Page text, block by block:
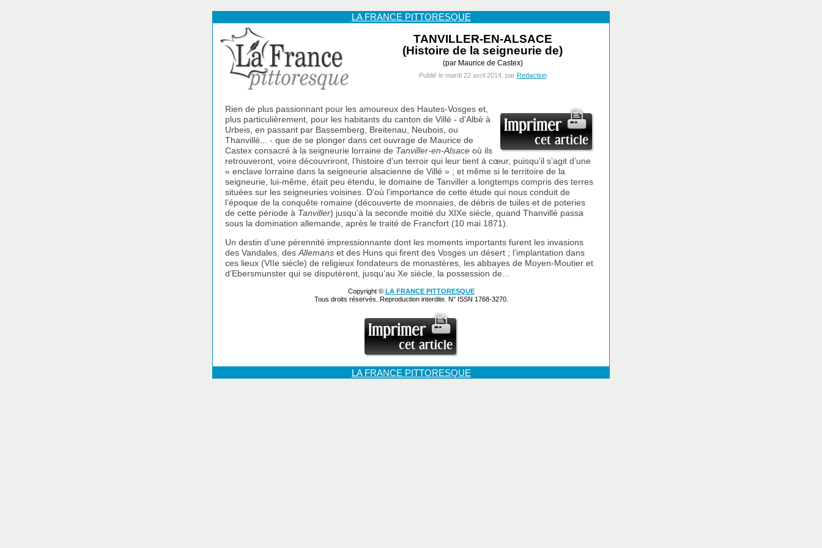
LA FRANCE PITTORESQUE
TANVILLER-EN-ALSACE
(Histoire de la seigneurie de)
(par Maurice de Castex)
Publié le mardi 22 avril 2014, par Redaction
Rien de plus passionnant pour les amoureux des Hautes-Vosges et,
plus particulièrement, pour les habitants du canton de Villé - d’Albé à
Urbeis, en passant par Bassemberg, Breitenau, Neubois, ou
Thanvillé... - que de se plonger dans cet ouvrage de Maurice de
Castex consacré à la seigneurie lorraine de Tanviller-en-Alsace où ils
retrouveront, voire découvriront, l’histoire d’un terroir qui leur tient à cœur, puisqu’il s’agit d’une
« enclave lorraine dans la seigneurie alsacienne de Villé » ; et même si le territoire de la
seigneurie, lui-même, était peu étendu, le domaine de Tanviller a longtemps compris des terres
situées sur les seigneuries voisines. D’où l’importance de cette étude qui nous conduit de
l’époque de la conquête romaine (découverte de monnaies, de débris de tuiles et de poteries
de cette période à Tanviller) jusqu’à la seconde moitié du XIXe siècle, quand Thanvillé passa
sous la domination allemande, après le traité de Francfort (10 mai 1871).
Un destin d’une pérennité impressionnante dont les moments importants furent les invasions
des Vandales, des Allemans et des Huns qui firent des Vosges un désert ; l’implantation dans
ces lieux (VIIe siècle) de religieux fondateurs de monastères, les abbayes de Moyen-Moutier et
d’Ebersmunster qui se disputèrent, jusqu’au Xe siècle, la possession de...
Copyright © LA FRANCE PITTORESQUE
Tous droits réservés. Reproduction interdite. N° ISSN 1768-3270.
LA FRANCE PITTORESQUE